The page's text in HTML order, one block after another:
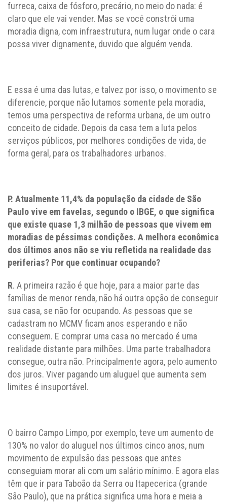
furreca, caixa de fósforo, precário, no meio do nada: é
claro que ele vai vender. Mas se você constrói uma
moradia digna, com infraestrutura, num lugar onde o cara
possa viver dignamente, duvido que alguém venda.
E essa é uma das lutas, e talvez por isso, o movimento se
diferencie, porque não lutamos somente pela moradia,
temos uma perspectiva de reforma urbana, de um outro
conceito de cidade. Depois da casa tem a luta pelos
serviços públicos, por melhores condições de vida, de
forma geral, para os trabalhadores urbanos.
P. Atualmente 11,4% da população da cidade de São
Paulo vive em favelas, segundo o IBGE, o que significa
que existe quase 1,3 milhão de pessoas que vivem em
moradias de péssimas condições. A melhora econômica
dos últimos anos não se viu refletida na realidade das
periferias? Por que continuar ocupando?
R. A primeira razão é que hoje, para a maior parte das
famílias de menor renda, não há outra opção de conseguir
sua casa, se não for ocupando. As pessoas que se
cadastram no MCMV ficam anos esperando e não
conseguem. E comprar uma casa no mercado é uma
realidade distante para milhões. Uma parte trabalhadora
consegue, outra não. Principalmente agora, pelo aumento
dos juros. Viver pagando um aluguel que aumenta sem
limites é insuportável.
O bairro Campo Limpo, por exemplo, teve um aumento de
130% no valor do aluguel nos últimos cinco anos, num
movimento de expulsão das pessoas que antes
conseguiam morar ali com um salário mínimo. E agora elas
têm que ir para Taboão da Serra ou Itapecerica (grande
São Paulo), que na prática significa uma hora e meia a